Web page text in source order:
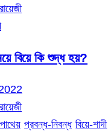
বিয়ে কি শুদ্ধ হয়?
প্রবন্ধ-নিবন্ধ বিয়ে-শাদী